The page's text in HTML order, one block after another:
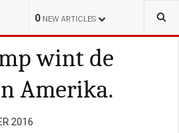
0 NEW ARTICLES
POLITIE
wint de
Amerika.
2016